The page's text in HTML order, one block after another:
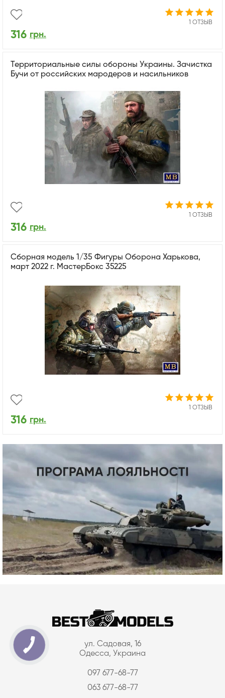
1 ОТЗЫВ
316 грн.
Территориальные силы обороны Украины. Зачистка
Бучи от российских мародеров и насильников
1 ОТЗЫВ
316 грн.
Сборная модель 1/35 Фигуры Оборона Харькова,
март 2022 г. МастерБокс 35225
1 ОТЗЫВ
316 грн.
ул. Садовая, 16
Одесса, Украина
097 677-68-77
063 677-68-77